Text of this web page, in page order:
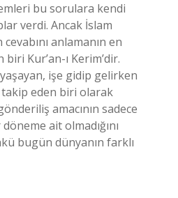
bu sorulara kendi
verdi. Ancak İslam
anlamanın en
Kur’an-ı Kerim’dir.
işe gidip gelirken
eden biri olarak
amacının sadece
ait olmadığını
bugün dünyanın farklı